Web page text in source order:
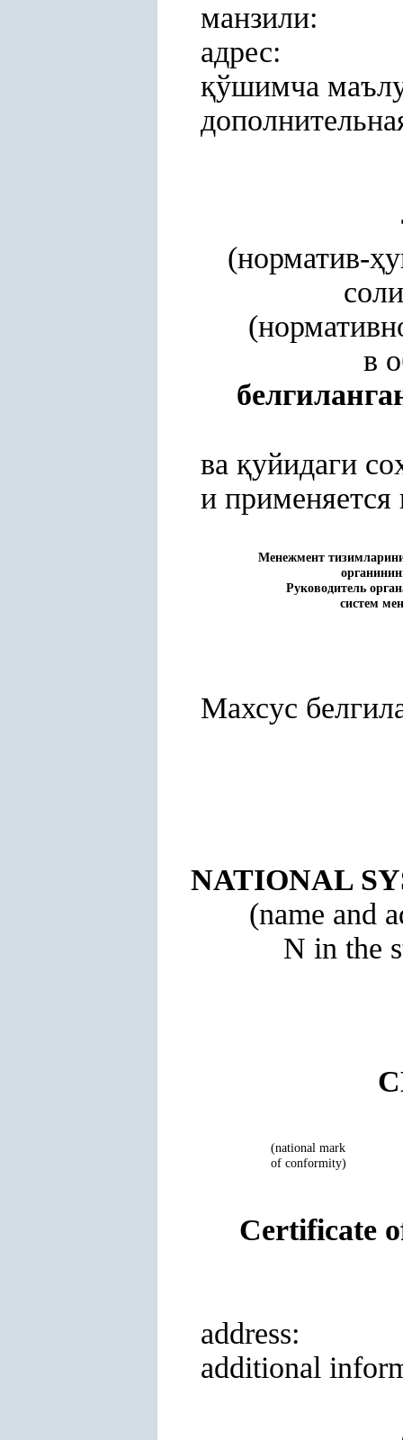
манзили:
адрес:
қўшимча
(норматив-ҳу
в
ва қуйидаги со
и
Менежмент
Руководитель
систем
Махсус
NATIONAL
(name and
N in the
(national mark
of conformity)
Certificate
address:
additional